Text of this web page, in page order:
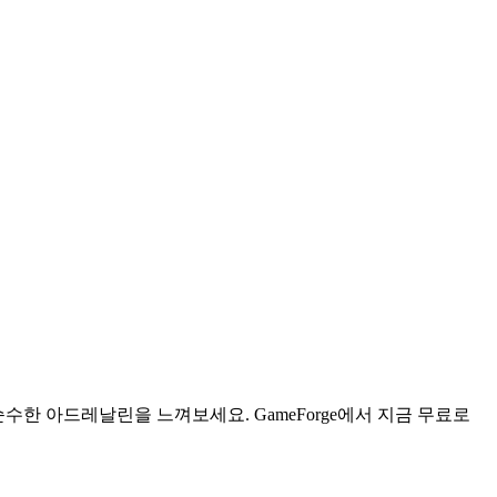
한 아드레날린을 느껴보세요. GameForge에서 지금 무료로